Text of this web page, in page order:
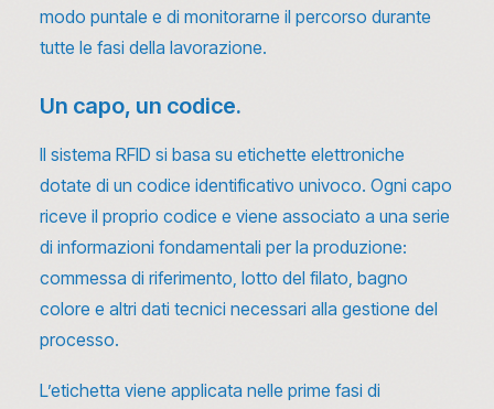
modo puntale e di monitorarne il percorso durante
tutte le fasi della lavorazione.
Un capo, un codice.
Il sistema RFID si basa su etichette elettroniche
dotate di un codice identificativo univoco. Ogni capo
riceve il proprio codice e viene associato a una serie
di informazioni fondamentali per la produzione:
commessa di riferimento, lotto del filato, bagno
colore e altri dati tecnici necessari alla gestione del
processo.
L’etichetta viene applicata nelle prime fasi di